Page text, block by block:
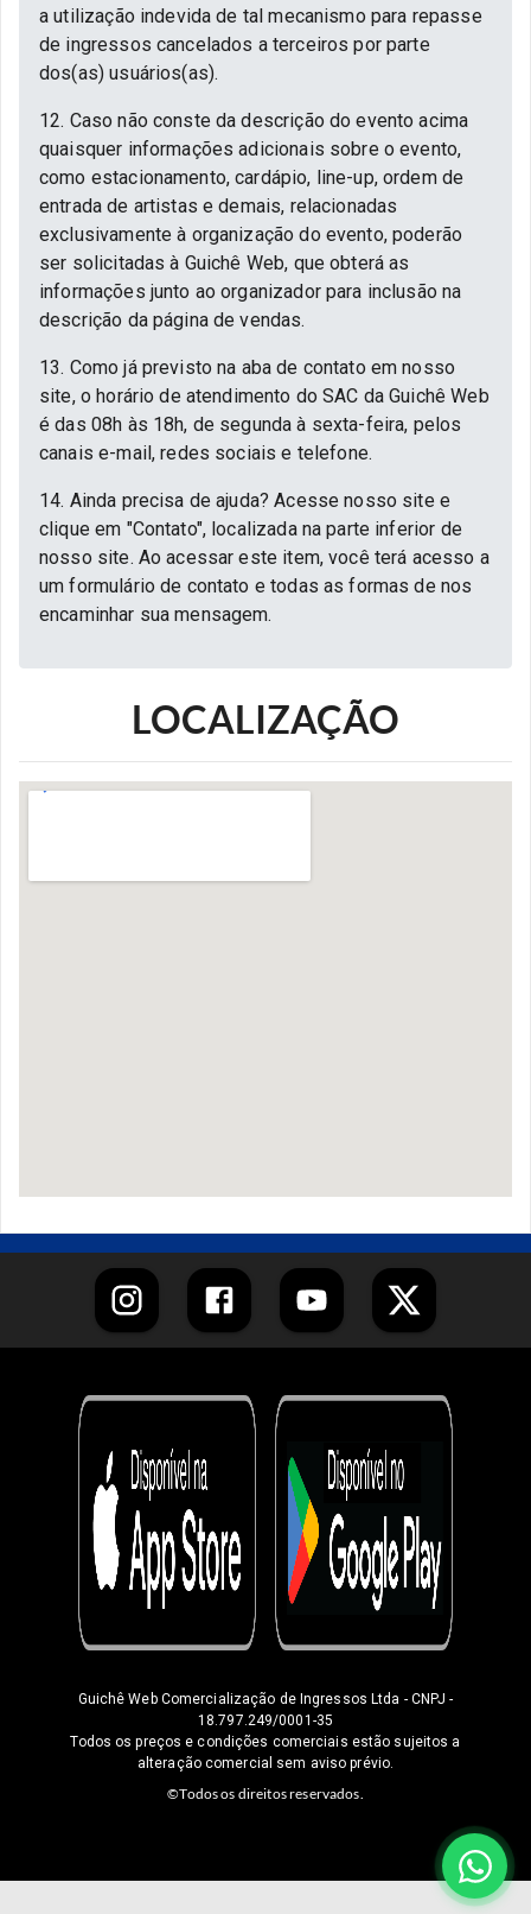
a utilização indevida de tal mecanismo para repasse
de ingressos cancelados a terceiros por parte
dos(as) usuários(as).
12. Caso não conste da descrição do evento acima
quaisquer informações adicionais sobre o evento,
como estacionamento, cardápio, line-up, ordem de
entrada de artistas e demais, relacionadas
exclusivamente à organização do evento, poderão
ser solicitadas à Guichê Web, que obterá as
informações junto ao organizador para inclusão na
descrição da página de vendas.
13. Como já previsto na aba de contato em nosso
site, o horário de atendimento do SAC da Guichê Web
é das 08h às 18h, de segunda à sexta-feira, pelos
canais e-mail, redes sociais e telefone.
14. Ainda precisa de ajuda? Acesse nosso site e
clique em "Contato", localizada na parte inferior de
nosso site. Ao acessar este item, você terá acesso a
um formulário de contato e todas as formas de nos
encaminhar sua mensagem.
LOCALIZAÇÃO
Guichê Web Comercialização de Ingressos Ltda - CNPJ -
18.797.249/0001-35
Todos os preços e condições comerciais estão sujeitos a
alteração comercial sem aviso prévio.
©Todos os direitos reservados.